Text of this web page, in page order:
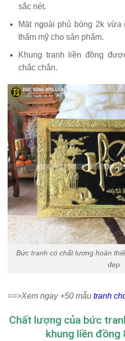
sắc nét.
Mặt ngoài phủ bóng 2k
thẩm mỹ cho sản phẩm.
Khung tranh liền đồng
chắc chắn.
Bức tranh có chất lượng hoàn
đẹp
==>Xem ngay +50 mẫu tranh
Chất lượng của bức
khung liền